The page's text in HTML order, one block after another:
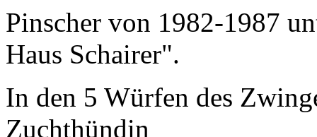
Pinscher von 1982-1987
Haus Schairer".
In den 5 Würfen des
Zuchthündin